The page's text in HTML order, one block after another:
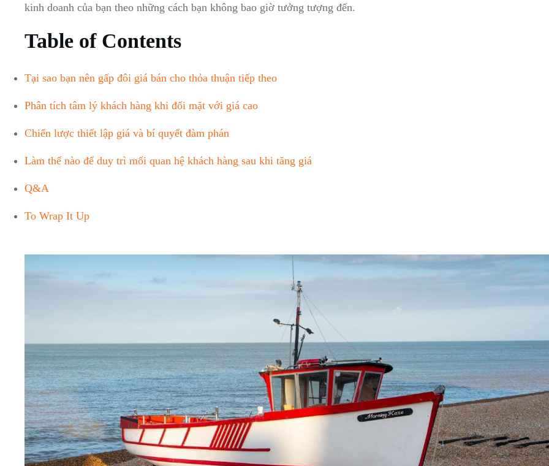
kinh⁢ doanh của ⁤bạn theo những cách ‍bạn không bao giờ⁢ tưởng ⁣tượng đến.
Table ⁣of Contents
Tại sao ⁤bạn nên gấp đôi giá bán cho⁢ thỏa thuận tiếp⁣ theo
Phân tích tâm ‌lý khách hàng khi ​đối mặt‌ với giá cao
Chiến‌ lược thiết lập giá và bí quyết đàm phán
Làm thế nào để duy trì mối quan hệ ⁤khách ‌hàng sau khi⁢ tăng giá
Q&A
To Wrap It Up